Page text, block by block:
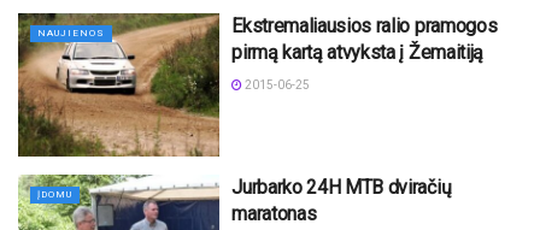
NAUJIENOS
Ekstremaliausios ralio pramogos
pirmą kartą atvyksta į Žemaitiją
2015-06-25
ĮDOMU
Jurbarko 24H MTB dviračių
maratonas